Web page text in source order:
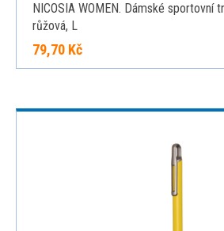
NICOSIA WOMEN. Dámské sportovní
růžová, L
79,70 Kč